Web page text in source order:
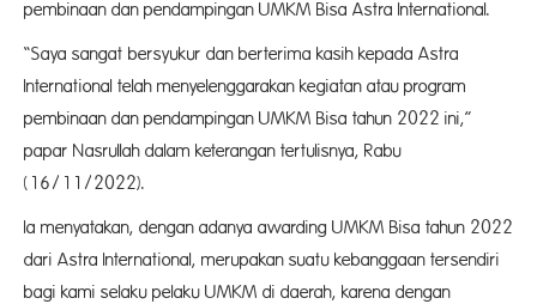
pembinaan dan pendampingan UMKM Bisa Astra International.
“Saya sangat bersyukur dan berterima kasih kepada Astra
International telah menyelenggarakan kegiatan atau program
pembinaan dan pendampingan UMKM Bisa tahun 2022 ini,”
papar Nasrullah dalam keterangan tertulisnya, Rabu
(16/11/2022).
Ia menyatakan, dengan adanya awarding UMKM Bisa tahun 2022
dari Astra International, merupakan suatu kebanggaan tersendiri
bagi kami selaku pelaku UMKM di daerah, karena dengan